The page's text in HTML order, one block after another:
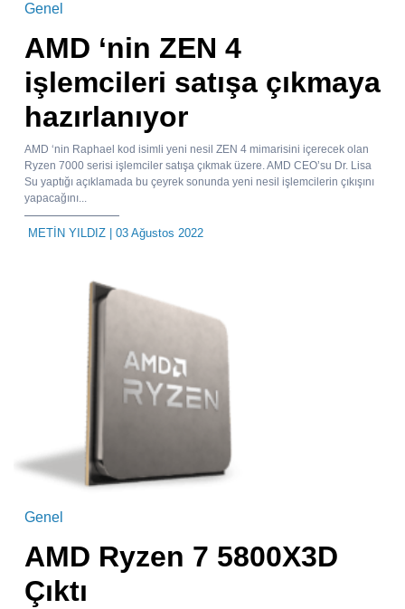
Genel
AMD ‘nin ZEN 4
işlemcileri satışa çıkmaya
hazırlanıyor
AMD ‘nin Raphael kod isimli yeni nesil ZEN 4 mimarisini içerecek olan
Ryzen 7000 serisi işlemciler satışa çıkmak üzere. AMD CEO’su Dr. Lisa
Su yaptığı açıklamada bu çeyrek sonunda yeni nesil işlemcilerin çıkışını
yapacağını...
METİN YILDIZ | 03 Ağustos 2022
Genel
AMD Ryzen 7 5800X3D
Çıktı